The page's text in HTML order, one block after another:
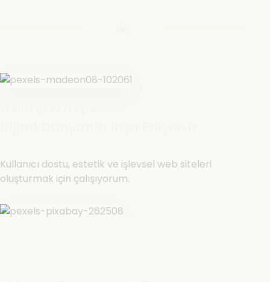
Kullanıcı dostu, estetik ve işlevsel web siteleri
oluşturmak için çalışıyorum.